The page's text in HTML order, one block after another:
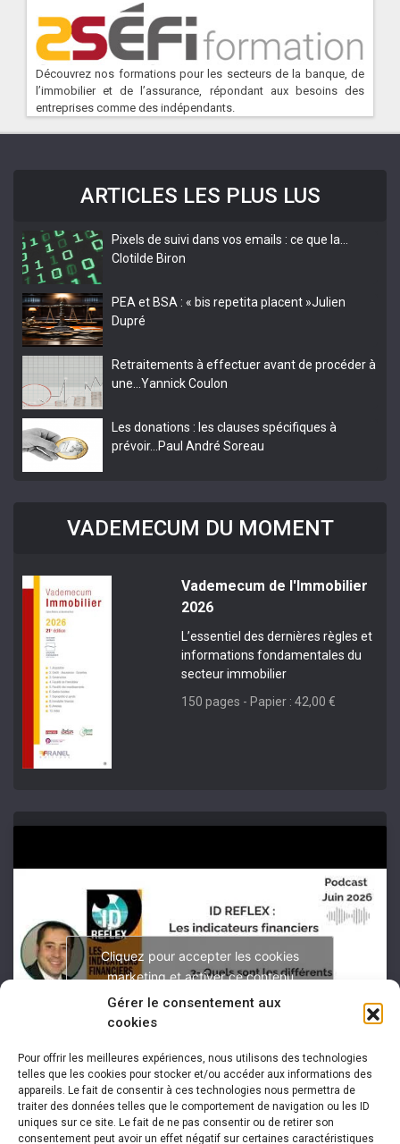
Gérer le consentement aux
cookies
Pour offrir les meilleures expériences, nous utilisons des technologies
telles que les cookies pour stocker et/ou accéder aux informations des
appareils. Le fait de consentir à ces technologies nous permettra de
traiter des données telles que le comportement de navigation ou les ID
uniques sur ce site. Le fait de ne pas consentir ou de retirer son
consentement peut avoir un effet négatif sur certaines caractéristiques
Découvrez nos formations pour les secteurs de la banque, de
l’immobilier et de l’assurance, répondant aux besoins des
entreprises comme des indépendants.
ARTICLES LES PLUS LUS
Pixels de suivi dans vos emails : ce que la…
Clotilde Biron
PEA et BSA : « bis repetita placent »Julien
Dupré
Retraitements à effectuer avant de procéder à
une… Yannick Coulon
Les donations : les clauses spécifiques à
prévoir…
Paul André Soreau
VADEMECUM DU MOMENT
Vademecum de l'Immobilier
2026
L’essentiel des dernières règles et
informations fondamentales du
secteur immobilier
150 pages - Papier : 42,00 €
Cliquez pour accepter les cookies
marketing et activer ce contenu